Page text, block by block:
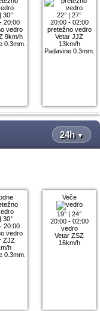
|30°
20:00
vedro
9km/h
0.3mm.
22° |27°
20:00 - 02:00
pretežno vedro
Vetar JJZ
13km/h
Padavine 0.3mm.
24h ▼
|30°
20:00
vedro
ZJZ
h
0.3mm.
Veče
19° |24°
20:00 - 02:00
vedro
Vetar ZSZ
16km/h